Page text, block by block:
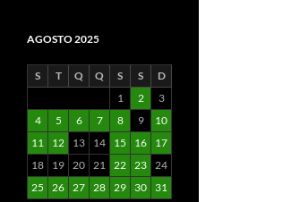
AGOSTO 2025
S T Q Q S S
D
1
2
3
4
5 6 7 8 9
10
11
12 13 14 15 16
17
18
19 20 21 22 23 24
25
26 27 28 29 30
31